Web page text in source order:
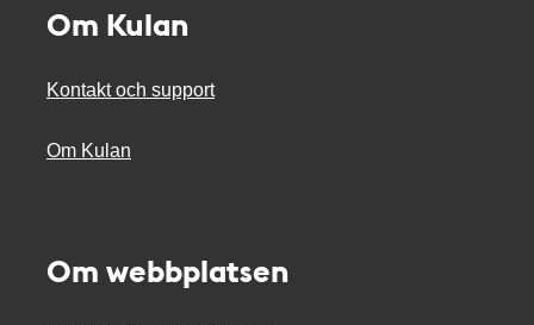
Om Kulan
Kontakt och support
Om Kulan
Om webbplatsen